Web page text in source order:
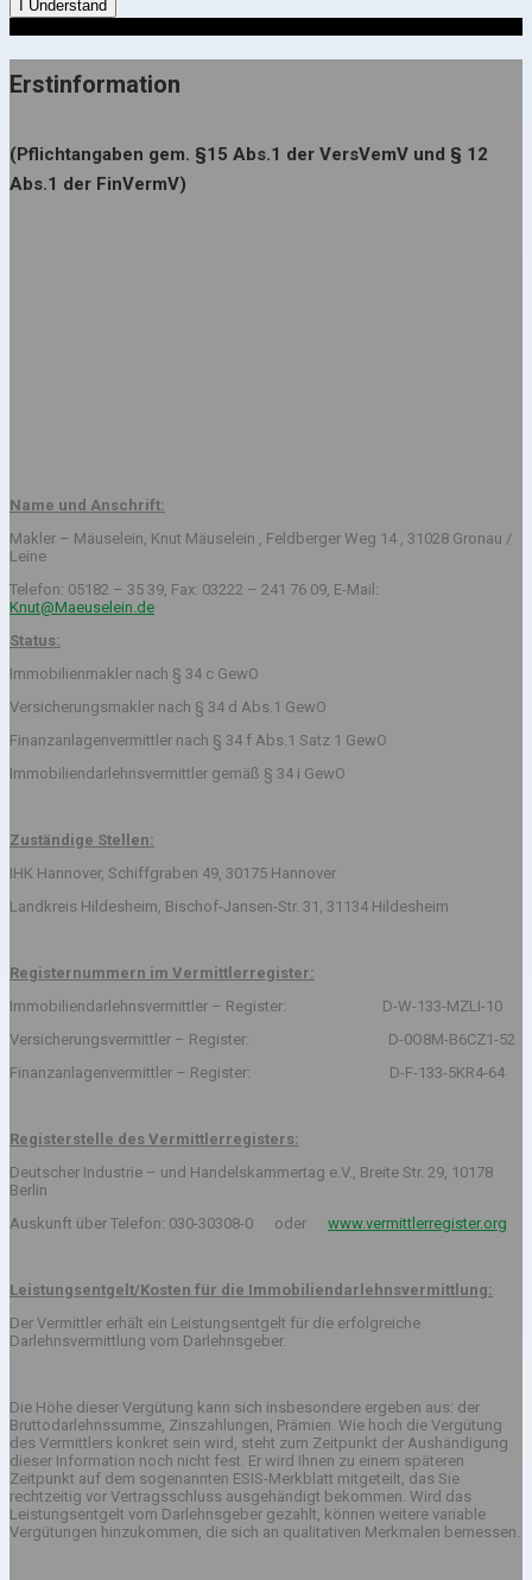
I Understand
Erstinformation
(Pflichtangaben gem. §15 Abs.1 der VersVemV und § 12
Abs.1 der FinVermV)
Name und Anschrift:
Makler – Mäuselein, Knut Mäuselein , Feldberger Weg 14 , 31028 Gronau /
Leine
Telefon: 05182 – 35 39, Fax: 03222 – 241 76 09, E-Mail:
Knut@Maeuselein.de
Status:
Immobilienmakler nach § 34 c GewO
Versicherungsmakler nach § 34 d Abs.1 GewO
Finanzanlagenvermittler nach § 34 f Abs.1 Satz 1 GewO
Immobiliendarlehnsvermittler gemäß § 34 i GewO
Zuständige Stellen:
IHK Hannover, Schiffgraben 49, 30175 Hannover
Landkreis Hildesheim, Bischof-Jansen-Str. 31, 31134 Hildesheim
Registernummern im Vermittlerregister:
Immobiliendarlehnsvermittler – Register: D-W-133-MZLI-10
Versicherungsvermittler – Register: D-0O8M-B6CZ1-52
Finanzanlagenvermittler – Register: D-F-133-5KR4-64
Registerstelle des Vermittlerregisters:
Deutscher Industrie – und Handelskammertag e.V., Breite Str. 29, 10178
Berlin
Auskunft über Telefon: 030-30308-0 oder www.vermittlerregister.org
Leistungsentgelt/Kosten für die Immobiliendarlehnsvermittlung:
Der Vermittler erhält ein Leistungsentgelt für die erfolgreiche
Darlehnsvermittlung vom Darlehnsgeber.
Die Höhe dieser Vergütung kann sich insbesondere ergeben aus: der
Bruttodarlehnssumme, Zinszahlungen, Prämien. Wie hoch die Vergütung
des Vermittlers konkret sein wird, steht zum Zeitpunkt der Aushändigung
dieser Information noch nicht fest. Er wird Ihnen zu einem späteren
Zeitpunkt auf dem sogenannten ESIS-Merkblatt mitgeteilt, das Sie
rechtzeitig vor Vertragsschluss ausgehändigt bekommen. Wird das
Leistungsentgelt vom Darlehnsgeber gezahlt, können weitere variable
Vergütungen hinzukommen, die sich an qualitativen Merkmalen bemessen.